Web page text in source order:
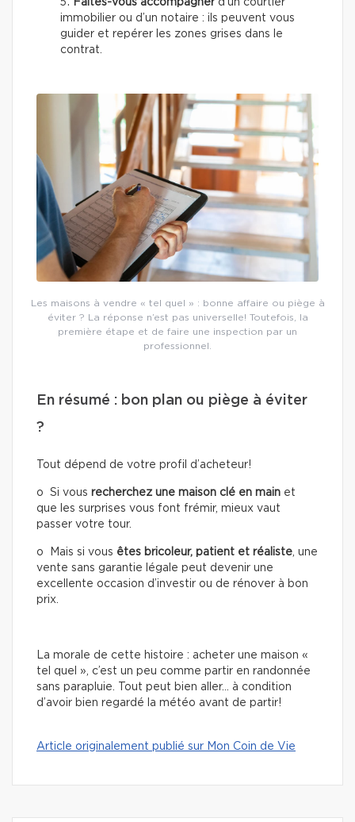
immobilier ou d’un notaire : ils peuvent vous
guider et repérer les zones grises dans le
contrat.
Les maisons à vendre « tel quel » : bonne affaire ou piège à
éviter ? La réponse n’est pas universelle! Toutefois, la
première étape et de faire une inspection par un
professionnel.
En résumé : bon plan ou piège à éviter
?
Tout dépend de votre profil d’acheteur!
o Si vous recherchez une maison clé en main et
que les surprises vous font frémir, mieux vaut
passer votre tour.
o Mais si vous êtes bricoleur, patient et réaliste, une
vente sans garantie légale peut devenir une
excellente occasion d’investir ou de rénover à bon
prix.
La morale de cette histoire : acheter une maison «
tel quel », c’est un peu comme partir en randonnée
sans parapluie. Tout peut bien aller… à condition
d’avoir bien regardé la météo avant de partir!
Article originalement publié sur Mon Coin de Vie